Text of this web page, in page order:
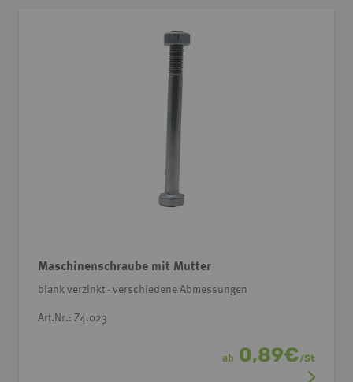
Maschinenschraube mit Mutter
blank verzinkt - verschiedene Abmessungen
Art.Nr.: Z4.023
ab 0,89€/St